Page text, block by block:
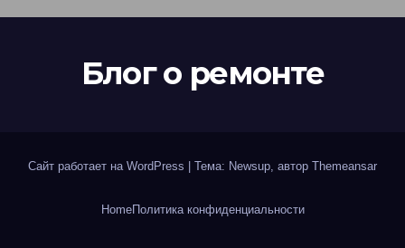
Блог о ремонте
Сайт работает на WordPress | Тема: Newsup, автор Themeansar
HomeПолитика конфиденциальности